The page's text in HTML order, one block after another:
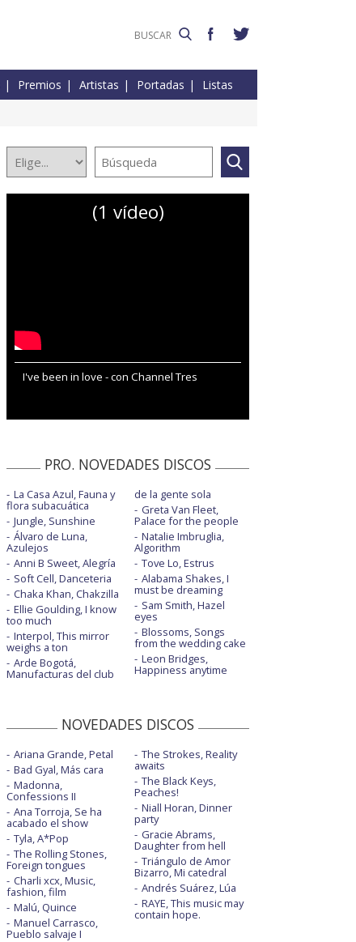
Premios Artistas Portadas Listas
(1 vídeo)
I've been in love - con Channel Tres
PRO. NOVEDADES DISCOS
La Casa Azul, Fauna y
flora subacuática
Jungle, Sunshine
Álvaro de Luna,
Azulejos
Anni B Sweet, Alegría
Soft Cell, Danceteria
Chaka Khan, Chakzilla
Ellie Goulding, I know
too much
Interpol, This mirror
weighs a ton
Arde Bogotá,
Manufacturas del club
de la gente sola
Greta Van Fleet,
Palace for the people
Natalie Imbruglia,
Algorithm
Tove Lo, Estrus
Alabama Shakes, I
must be dreaming
Sam Smith, Hazel
eyes
Blossoms, Songs
from the wedding cake
Leon Bridges,
Happiness anytime
NOVEDADES DISCOS
Ariana Grande, Petal
Bad Gyal, Más cara
Madonna,
Confessions II
Ana Torroja, Se ha
acabado el show
Tyla, A*Pop
The Rolling Stones,
Foreign tongues
Charli xcx, Music,
fashion, film
Malú, Quince
Manuel Carrasco,
Pueblo salvaje I
The Strokes, Reality
awaits
The Black Keys,
Peaches!
Niall Horan, Dinner
party
Gracie Abrams,
Daughter from hell
Triángulo de Amor
Bizarro, Mi catedral
Andrés Suárez, Lúa
RAYE, This music may
contain hope.